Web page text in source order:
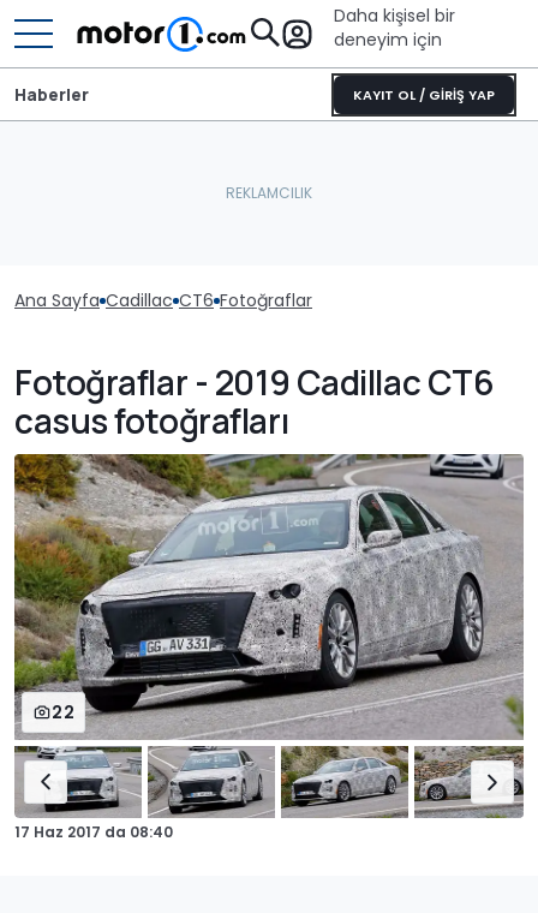
Daha kişisel bir
deneyim için
KAYIT OL / GİRİŞ YAP
Haberler
Ana Sayfa Cadillac CT6 Fotoğraflar
Fotoğraflar - 2019 Cadillac CT6
casus fotoğrafları
22
17 Haz 2017 da 08:40